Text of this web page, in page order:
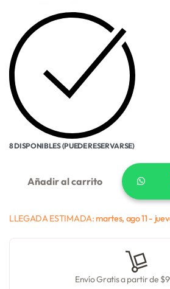
8 DISPONIBLES (PUEDE RESERVARSE)
Añadir al carrito
LLEGADA ESTIMADA:martes, ago 11 -
Envío Gratis a partir de